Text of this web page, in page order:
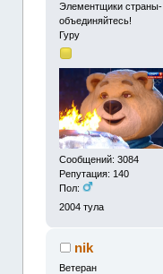
Элементщики страны-
объединяйтесь!
Гуру
Сообщений: 3084
Репутация: 140
Пол:
2004 тула
nik
Ветеран